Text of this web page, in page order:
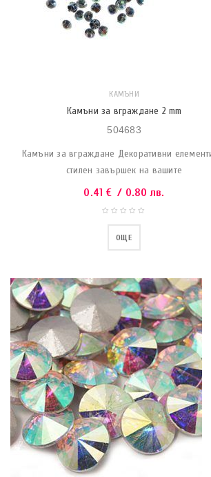
КАМЪНИ
Камъни за вграждане 2 mm
504683
Камъни за вграждане Декоративни
стилен завършек на вашите
0.41 € / 0.80 лв.
ОЩЕ